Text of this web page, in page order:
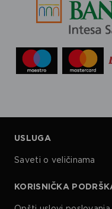
USLUGA
Saveti o veličinama
KORISNIČKA